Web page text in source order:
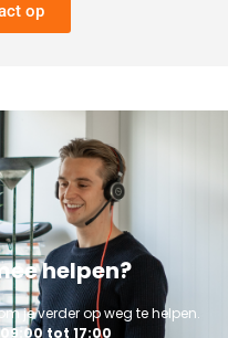
op
helpen?
je verder op weg te helpen.
09:00 tot 17:00